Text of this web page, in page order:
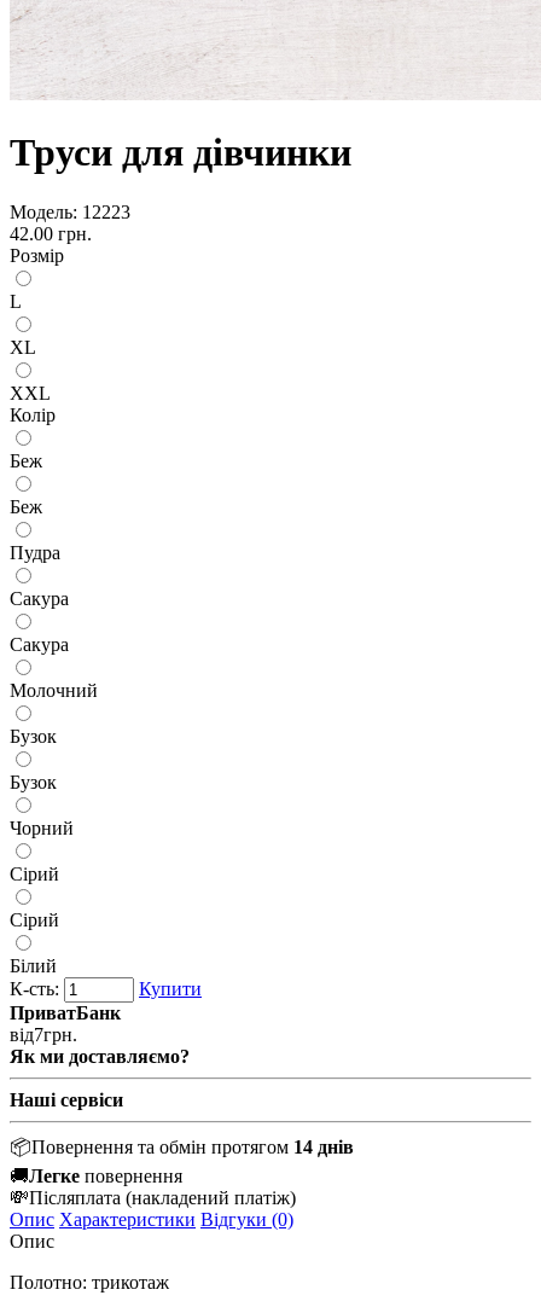
Труси для дівчинки
Модель: 12223
42.00 грн.
Розмір
L
XL
XXL
Колір
Беж
Беж
Пудра
Сакура
Сакура
Молочний
Бузок
Бузок
Чорний
Сірий
Сірий
Білий
К-сть:
Купити
ПриватБанк
від7грн.
Як ми доставляємо?
Наші сервіси
📦Повернення та обмін протягом 14 днів
🚚Легке повернення
💸Післяплата (накладений платіж)
Опис Характеристики Відгуки (0)
Опис
Полотно: трикотаж